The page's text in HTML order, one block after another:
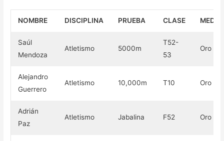
NOMBRE DISCIPLINA PRUEBA CLASE
Saúl
Mendoza
Atletismo 5000m
T52-
53
Oro
Alejandro
Guerrero
Atletismo 10,000m T10 Oro
Adrián
Paz
Atletismo Jabalina F52 Oro